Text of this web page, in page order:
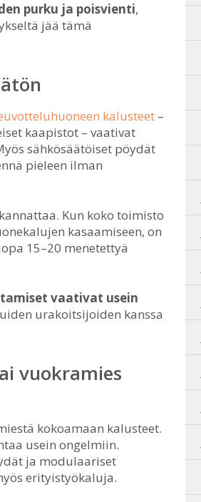
purku ja poisvienti,
jää tämä
kalusteet –
kaapistot – vaativat
sähkösäätöiset pöydät
pieleen ilman
Kun koko toimisto
kasaamiseen, on
15–20 menetettyä
vaativat usein
urakoitsijoiden kanssa
vuokramies
kokoamaan kalusteet.
usein ongelmiin.
ja modulaariset
erityistyökaluja.